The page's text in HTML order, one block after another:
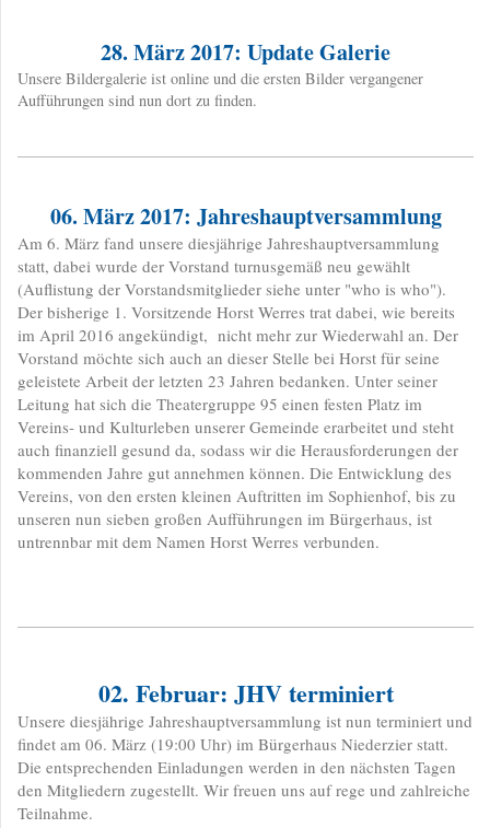
28. März 2017: Update Galerie
​Unsere Bildergalerie ist online und die ersten Bilder vergangener
Aufführungen sind nun dort zu finden.
06. März 2017: Jahreshauptversammlung
​Am 6. März fand unsere diesjährige Jahreshauptversammlung
statt, dabei wurde der Vorstand turnusgemäß neu gewählt
(Auflistung der Vorstandsmitglieder siehe unter "who is who").
Der bisherige 1. Vorsitzende Horst Werres trat dabei, wie bereits
im April 2016 angekündigt, nicht mehr zur Wiederwahl an. Der
Vorstand möchte sich auch an dieser Stelle bei Horst für seine
geleistete Arbeit der letzten 23 Jahren bedanken. Unter seiner
Leitung hat sich die Theatergruppe 95 einen festen Platz im
Vereins- und Kulturleben unserer Gemeinde erarbeitet und steht
auch finanziell gesund da, sodass wir die Herausforderungen der
kommenden Jahre gut annehmen können. Die Entwicklung des
Vereins, von den ersten kleinen Auftritten im Sophienhof, bis zu
unseren nun sieben großen Aufführungen im Bürgerhaus, ist
untrennbar mit dem Namen Horst Werres verbunden.
02. Februar: JHV terminiert
​Unsere diesjährige Jahreshauptversammlung ist nun terminiert und
findet am 06. März (19:00 Uhr) im Bürgerhaus Niederzier statt.
Die entsprechenden Einladungen werden in den nächsten Tagen
den Mitgliedern zugestellt. Wir freuen uns auf rege und zahlreiche
Teilnahme.